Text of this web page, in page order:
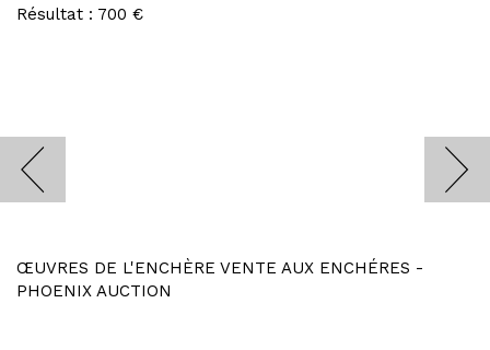
Résultat : 700 €
ŒUVRES DE L'ENCHÈRE VENTE AUX ENCHÉRES -
PHOENIX AUCTION